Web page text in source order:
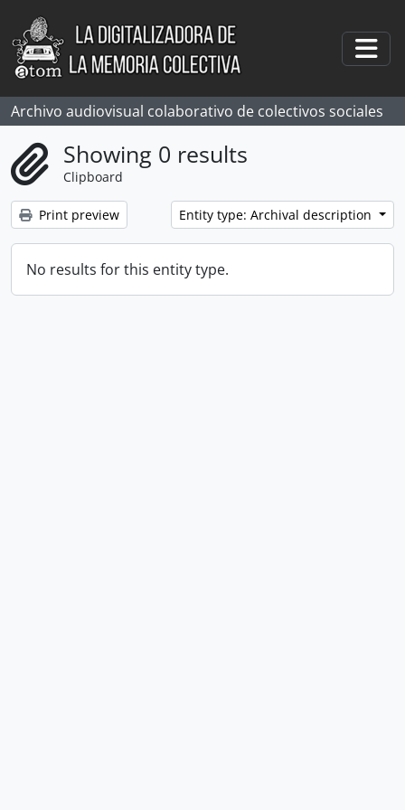
Skip to main content
Archivo audiovisual colaborativo de colectivos sociales
Showing 0 results
Clipboard
Print preview Entity type: Archival description
No results for this entity type.